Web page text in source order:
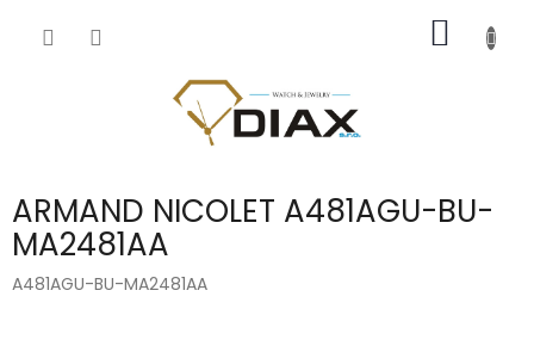
KOŠÍK
ARMAND NICOLET A481AGU-BU-
MA2481AA
A481AGU-BU-MA2481AA